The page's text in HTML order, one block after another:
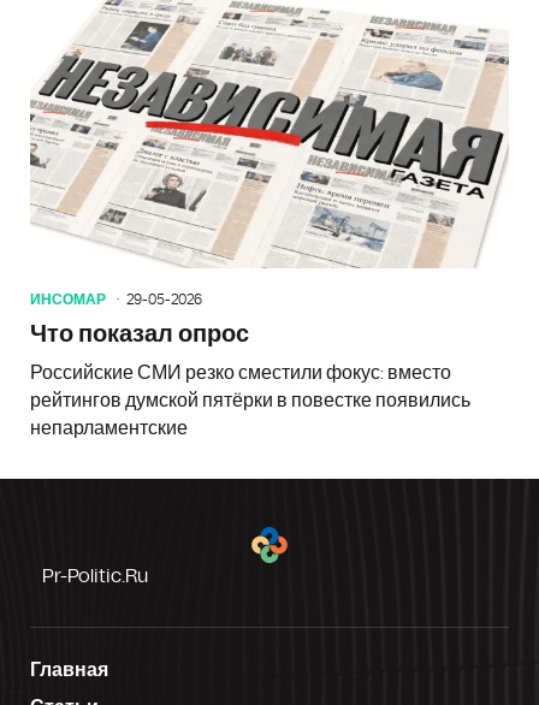
ИНСОМАР 29-05-2026
Что показал опрос
Российские СМИ резко сместили фокус: вместо
рейтингов думской пятёрки в повестке появились
непарламентские
Pr-Politic.ru
Главная